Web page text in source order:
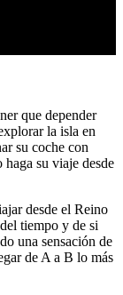
que depender
la isla en
su coche con
haga su viaje desde
desde el Reino
tiempo y de si
una sensación de
de A a B lo más